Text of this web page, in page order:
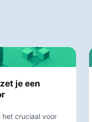
je een
het cruciaal voor